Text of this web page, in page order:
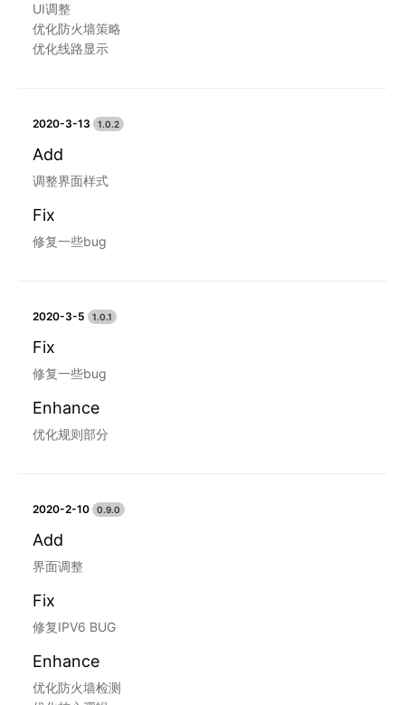
UI调整
优化防火墙策略
优化线路显示
2020-3-13 1.0.2
Add
调整界面样式
Fix
修复一些bug
2020-3-5 1.0.1
Fix
修复一些bug
Enhance
优化规则部分
2020-2-10 0.9.0
Add
界面调整
Fix
修复IPV6 BUG
Enhance
优化防火墙检测